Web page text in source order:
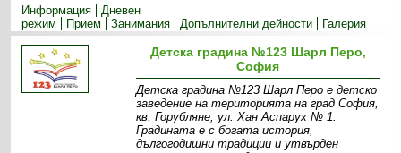
Информация
Дневен
режим
Прием Занимания Допълнителни дейности Галерия
Детска градина №123 Шарл Перо,
София
Детска градина №123 Шарл Перо е детско
заведение на територията на град София,
кв. Горубляне, ул. Хан Аспарух № 1.
Градината е с богата история,
дългогодишни традиции и утвърден